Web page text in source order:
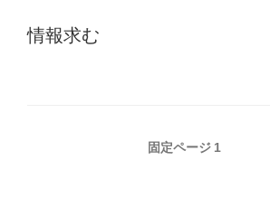
情報求む
固定ページ 1